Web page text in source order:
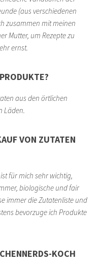
(aus verschiedenen
zusammen mit meinen
Mutter, um Rezepte zu
ernst.
aus den örtlichen
Läden.
VON ZUTATEN
für mich sehr wichtig,
biologische und fair
immer die Zutatenliste und
bevorzuge ich Produkte
KOCH